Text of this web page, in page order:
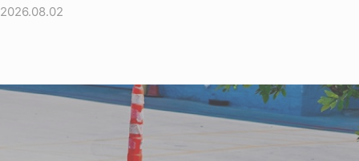
2026.08.02